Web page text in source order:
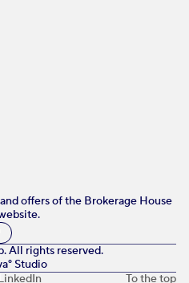
offers of the Brokerage House
All rights reserved.
Studio
To the top